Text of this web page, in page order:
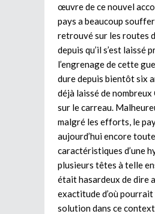
œuvre de ce nouvel
pays a beaucoup
retrouvé sur les routes
depuis qu’il s’est laissé
l’engrenage de cette
dure depuis bientôt six
déjà laissé de
sur le carreau.
malgré les efforts, le
aujourd’hui encore
caractéristiques d’une
plusieurs têtes à telle
était hasardeux de dire
exactitude d’où
solution dans ce